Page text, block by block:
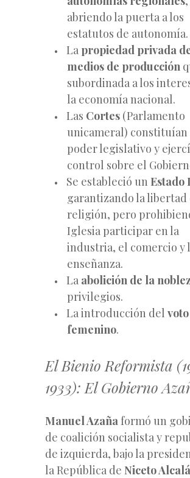
abriendo la puerta a los
estatutos de autonomía.
La propiedad privada
medios de producción
subordinada a los
la economía nacional.
Las Cortes (Parlamento
unicameral) constituían
poder legislativo y
control sobre el
Se estableció un Estado
garantizando la libertad
religión, pero
Iglesia participar en la
industria, el comercio y
enseñanza.
La abolición de la
privilegios.
La introducción del voto
femenino.
El Bienio Reformista
1933): El Gobierno
Manuel Azañaformó un
de coalición socialista y
de izquierda, bajo la
la República de Niceto